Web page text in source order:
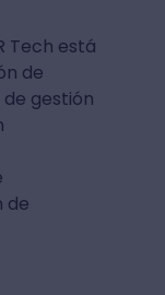
Tech está
de
gestión
de